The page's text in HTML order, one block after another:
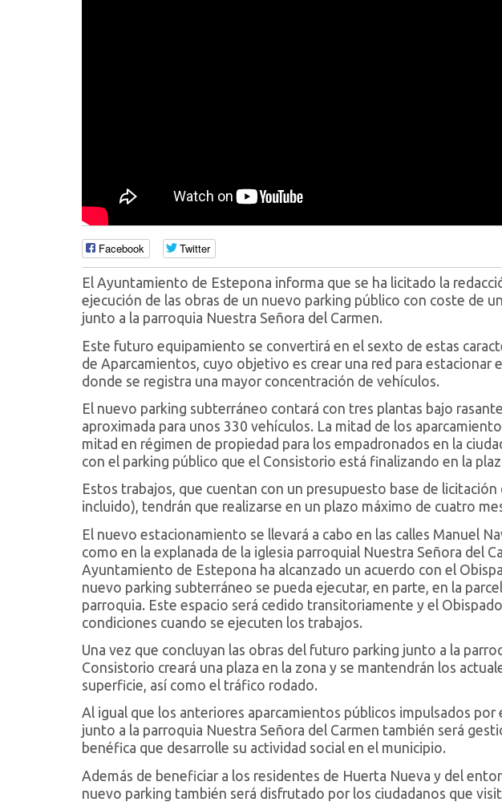
Facebook Twitter
El Ayuntamiento de Estepona informa que se ha licitado la
ejecución de las obras de un nuevo parking público con coste de
junto a la parroquia Nuestra Señora del Carmen.
Este futuro equipamiento se convertirá en el sexto de estas
de Aparcamientos, cuyo objetivo es crear una red para estacionar
donde se registra una mayor concentración de vehículos.
El nuevo parking subterráneo contará con tres plantas bajo
aproximada para unos 330 vehículos. La mitad de los
mitad en régimen de propiedad para los empadronados en la
con el parking público que el Consistorio está finalizando en la
Estos trabajos, que cuentan con un presupuesto base de licitación
incluido), tendrán que realizarse en un plazo máximo de cuatro
El nuevo estacionamiento se llevará a cabo en las calles Manuel
como en la explanada de la iglesia parroquial Nuestra Señora del
Ayuntamiento de Estepona ha alcanzado un acuerdo con el
nuevo parking subterráneo se pueda ejecutar, en parte, en la
parroquia. Este espacio será cedido transitoriamente y el
condiciones cuando se ejecuten los trabajos.
Una vez que concluyan las obras del futuro parking junto a la
Consistorio creará una plaza en la zona y se mantendrán los
superficie, así como el tráfico rodado.
Al igual que los anteriores aparcamientos públicos impulsados
junto a la parroquia Nuestra Señora del Carmen también será
benéfica que desarrolle su actividad social en el municipio.
Además de beneficiar a los residentes de Huerta Nueva y del
nuevo parking también será disfrutado por los ciudadanos que